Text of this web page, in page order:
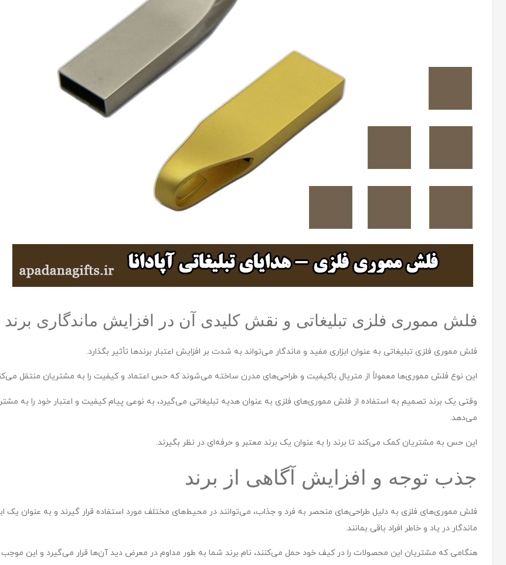
فلش مموری فلزی تبلیغاتی و نقش کلیدی آن در افزایش ماندگاری برند
فلش مموری فلزی تبلیغاتی به عنوان ابزاری مفید و ماندگار می‌تواند به شدت بر افزایش اعتبار برندها تأثیر بگذارد.
این نوع فلش مموری‌ها معمولاً از متریال باکیفیت و طراحی‌های مدرن ساخته می‌شوند که حس اعتماد و کیفیت را به مشتریان منتقل
وقتی یک برند تصمیم به استفاده از فلش مموری‌های فلزی به عنوان هدیه تبلیغاتی می‌گیرد، به نوعی پیام کیفیت و اعتبار خود را به
می‌دهد.
این حس به مشتریان کمک می‌کند تا برند را به عنوان یک برند معتبر و حرفه‌ای در نظر بگیرند.
جذب توجه و افزایش آگاهی از برند
فلش مموری‌های فلزی به دلیل طراحی‌های منحصر به فرد و جذاب، می‌توانند در محیط‌های مختلف مورد استفاده قرار گیرند و به عنوان یک
ماندگار در یاد و خاطر افراد باقی بمانند.
هنگامی که مشتریان این محصولات را در کیف خود حمل می‌کنند، نام برند شما به طور مداوم در معرض دید آن‌ها قرار می‌گیرد و این موجب
متن سربرگ خود
تومان
ناموجود